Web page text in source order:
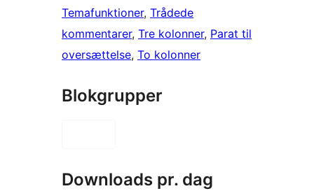
Temafunktioner, Trådede
kommentarer, Tre kolonner, Parat til
oversættelse, To kolonner
Blokgrupper
Downloads pr. dag